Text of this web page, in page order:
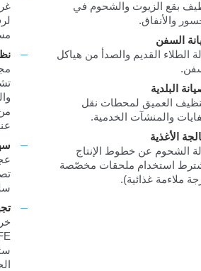
بقع الزيوت والشحوم في
والأنفاق.
السفن
الطلاء القديم والصدأ من هياكل
البلدية
العميق لمحطات نقل
والمنشآت الخدمية.
الأغذية
الشحوم عن خطوط الإنتاج
استخدام ملحقات مخصّصة
ملاءمة غذائية).